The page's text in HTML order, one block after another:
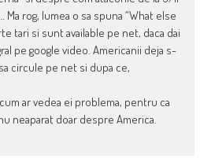
rog, lumea o sa spuna “What else
tari si sunt available pe net, daca dai
pe google video. Americanii deja s-
circule pe net si dupa ce,
ar vedea ei problema, pentru ca
neaparat doar despre America.